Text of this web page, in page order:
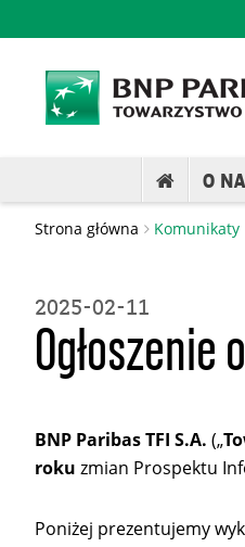
O
Strona główna Komunikaty
2025-02-11
BNP Paribas TFI S.A. („
roku zmian Prospektu
Poniżej prezentujemy